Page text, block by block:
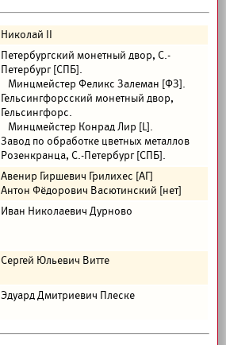
Николай II
Петербургский монетный двор, С.-
Петербург [СПБ].
Минцмейстер Феликс Залеман [ФЗ].
Гельсингфорсский монетный двор,
Гельсингфорс.
Минцмейстер Конрад Лир [L].
Завод по обработке цветных металлов
Розенкранца, С.-Петербург [СПБ].
Авенир Гиршевич Грилихес [АГ]
Антон Фёдорович Васютинский [нет]
Иван Николаевич Дурново
Сергей Юльевич Витте
Эдуард Дмитриевич Плеске